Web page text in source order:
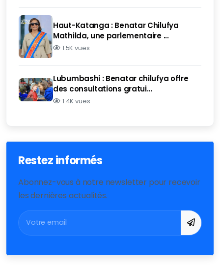
Haut-Katanga : Benatar Chilufya
Mathilda, une parlementaire ...
1.5K vues
Lubumbashi : Benatar chilufya offre
des consultations gratui...
1.4K vues
Restez informés
Abonnez-vous à notre newsletter pour recevoir
les dernières actualités.